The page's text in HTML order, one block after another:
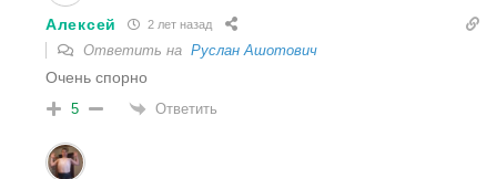
Алексей 2 лет назад
Ответить на Руслан Ашотович
Очень спорно
5 Ответить